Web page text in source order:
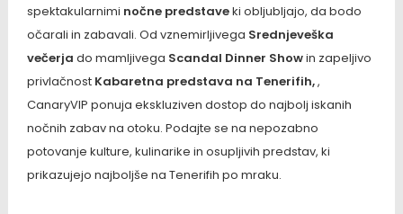
spektakularnimi nočne predstaveki obljubljajo, da bodo
očarali in zabavali. Od vznemirljivega Srednjeveška
večerja do mamljivega Scandal Dinner Showin zapeljivo
privlačnost Kabaretna predstava na Tenerifih,,
CanaryVIP ponuja ekskluziven dostop do najbolj iskanih
nočnih zabav na otoku. Podajte se na nepozabno
potovanje kulture, kulinarike in osupljivih predstav, ki
prikazujejo najboljše na Tenerifih po mraku.